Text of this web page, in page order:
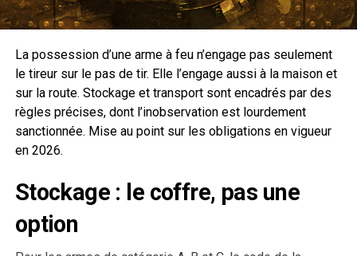
La possession d’une arme à feu n’engage pas seulement
le tireur sur le pas de tir. Elle l’engage aussi à la maison et
sur la route. Stockage et transport sont encadrés par des
règles précises, dont l’inobservation est lourdement
sanctionnée. Mise au point sur les obligations en vigueur
en 2026.
Stockage : le coffre, pas une
option